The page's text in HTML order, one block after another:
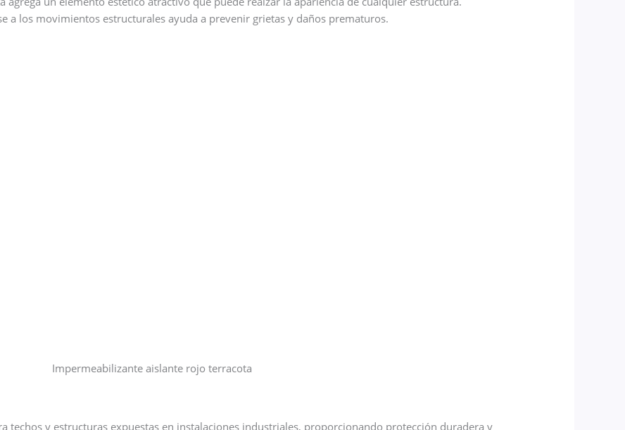
a los movimientos estructurales ayuda a prevenir grietas y daños prematuros.
Impermeabilizante aislante rojo terracota
techos y estructuras expuestas en instalaciones industriales, proporcionando protección duradera y